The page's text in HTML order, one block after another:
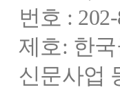
번호 :
제호: 한
신문사업